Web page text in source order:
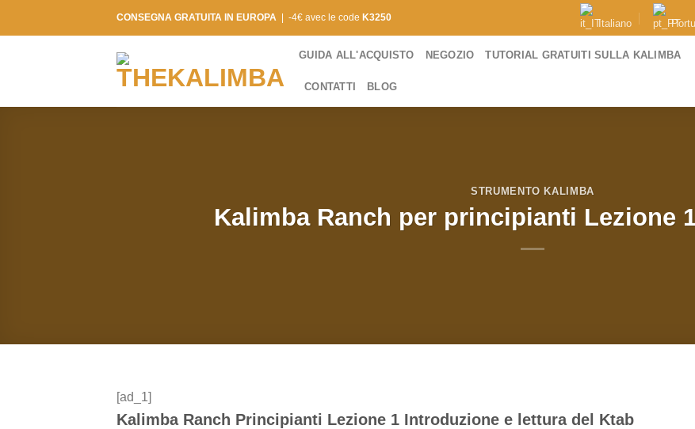
CONSEGNA GRATUITA IN EUROPA | -4€ avec le code K3250 Italiano
GUIDA ALL'ACQUISTO NEGOZIO TUTORIAL GRATUITI SULLA KALIMBA
CONTATTI BLOG
STRUMENTO KALIMBA
Kalimba Ranch per principianti Lezione
[ad_1]
Kalimba Ranch Principianti Lezione 1 Introduzione e lettura del Ktab